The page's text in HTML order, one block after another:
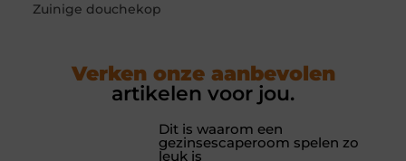
Zuinige douchekop
Verken onze aanbevolen
artikelen voor jou.
Dit is waarom een
gezinsescaperoom spelen zo
leuk is